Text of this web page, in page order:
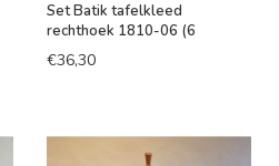
Set Batik tafelkleed
rechthoek 1810-06 (6
stoelen)
€36,30